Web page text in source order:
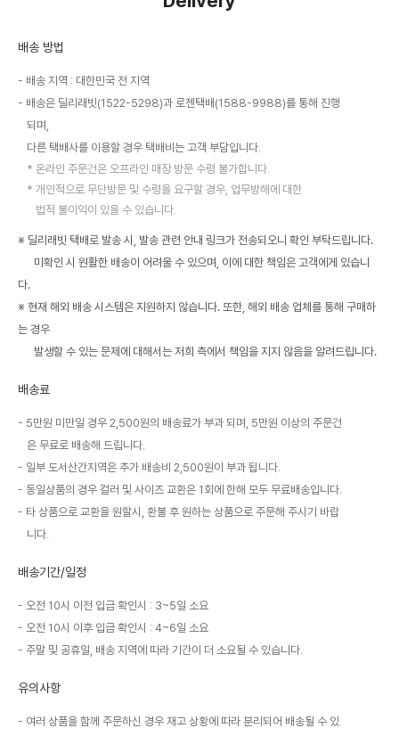
배송 방법
배송 지역 : 대한민국 전 지역
배송은 딜리래빗(1522-5298)과 로젠택배(1588-9988)를 통해 진행
되며,
다른 택배사를 이용할 경우 택배비는 고객 부담입니다.
온라인 주문건은 오프라인 매장 방문 수령 불가합니다.
개인적으로 무단방문 및 수령을 요구할 경우, 업무방해에 대한
법적 불이익이 있을 수 있습니다.
※ 딜리래빗 택배로 발송 시, 발송 관련 안내 링크가 전송되오니 확인 부탁드립니다.
미확인 시 원활한 배송이 어려울 수 있으며, 이에 대한 책임은 고객에게 있습니
다.
※ 현재 해외 배송 시스템은 지원하지 않습니다. 또한, 해외 배송 업체를 통해 구매하
는 경우
발생할 수 있는 문제에 대해서는 저희 측에서 책임을 지지 않음을 알려드립니다.
배송료
5만원 미만일 경우 2,500원의 배송료가 부과 되며, 5만원 이상의 주문건
은 무료로 배송해 드립니다.
일부 도서산간지역은 추가 배송비 2,500원이 부과 됩니다.
동일상품의 경우 컬러 및 사이즈 교환은 1회에 한해 모두 무료배송입니다.
타 상품으로 교환을 원할시, 환불 후 원하는 상품으로 주문해 주시기 바랍
니다.
배송기간/일정
오전 10시 이전 입금 확인시 : 3~5일 소요
오전 10시 이후 입금 확인시 : 4~6일 소요
주말 및 공휴일, 배송 지역에 따라 기간이 더 소요될 수 있습니다.
유의사항
여러 상품을 함께 주문하신 경우 재고 상황에 따라 분리되어 배송될 수 있